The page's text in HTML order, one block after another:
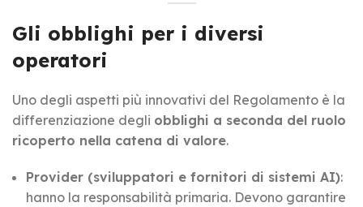
Gli obblighi per i diversi
operatori
Uno degli aspetti più innovativi del Regolamento è la
differenziazione degli obblighi a seconda del ruolo
ricoperto nella catena di valore.
Provider (sviluppatori e fornitori di sistemi AI):
hanno la responsabilità primaria. Devono garantire